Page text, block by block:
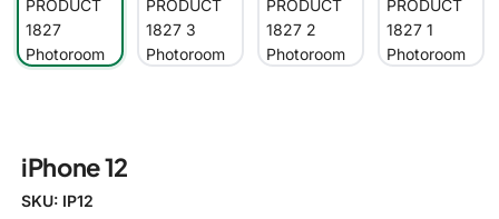
iPhone 12
SKU: IP12